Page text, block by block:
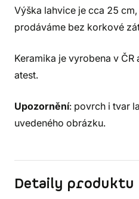
Výška lahvice je cca 25
prodáváme bez korkové
Keramika je vyrobena v
atest.
Upozornění: povrch i tvar
uvedeného obrázku.
Detaily produktu